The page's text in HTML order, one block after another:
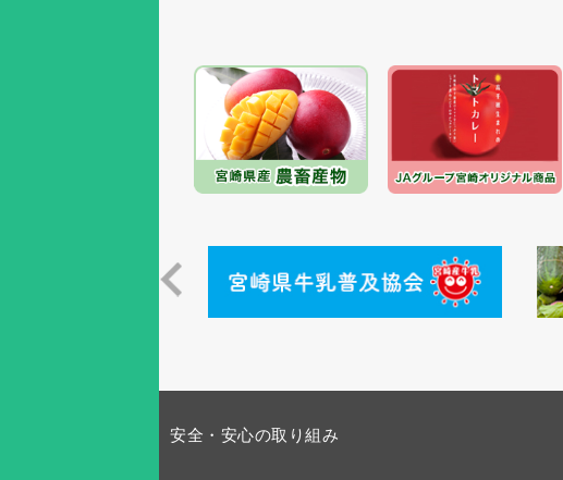
安全・安心の取り組み